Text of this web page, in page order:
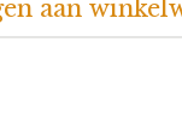
aan